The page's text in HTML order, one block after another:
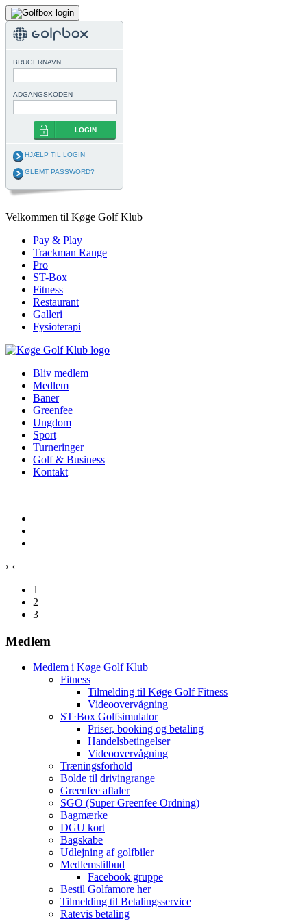
BRUGERNAVN
ADGANGSKODEN
LOGIN
HJÆLP TIL LOGIN
GLEMT PASSWORD?
Velkommen til Køge Golf Klub
Pay & Play
Trackman Range
Pro
ST-Box
Fitness
Restaurant
Galleri
Fysioterapi
Bliv medlem
Medlem
Baner
Greenfee
Ungdom
Sport
Turneringer
Golf & Business
Kontakt
› ‹
1
2
3
Medlem
Medlem i Køge Golf Klub
Fitness
Tilmelding til Køge Golf Fitness
Videoovervågning
ST·Box Golfsimulator
Priser, booking og betaling
Handelsbetingelser
Videoovervågning
Træningsforhold
Bolde til drivingrange
Greenfee aftaler
SGO (Super Greenfee Ordning)
Bagmærke
DGU kort
Bagskabe
Udlejning af golfbiler
Medlemstilbud
Facebook gruppe
Bestil Golfamore her
Tilmelding til Betalingsservice
Ratevis betaling